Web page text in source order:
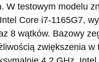
W testowym modelu
Core i7-1165G7,
8 wątków. Bazowy
zwiększenia w